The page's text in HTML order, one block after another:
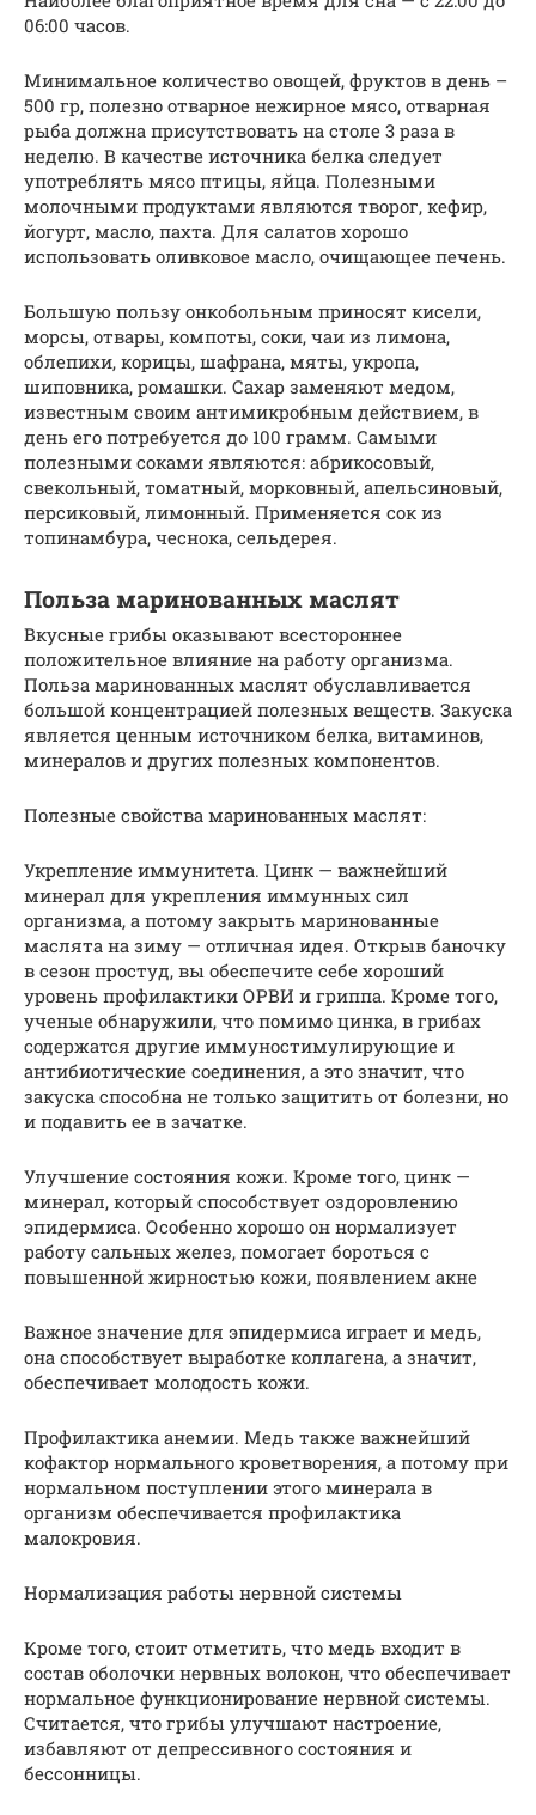
06:00 часов.
Минимальное количество овощей, фруктов в день –
500 гр, полезно отварное нежирное мясо, отварная
рыба должна присутствовать на столе 3 раза в
неделю. В качестве источника белка следует
употреблять мясо птицы, яйца. Полезными
молочными продуктами являются творог, кефир,
йогурт, масло, пахта. Для салатов хорошо
использовать оливковое масло, очищающее печень.
Большую пользу онкобольным приносят кисели,
морсы, отвары, компоты, соки, чаи из лимона,
облепихи, корицы, шафрана, мяты, укропа,
шиповника, ромашки. Сахар заменяют медом,
известным своим антимикробным действием, в
день его потребуется до 100 грамм. Самыми
полезными соками являются: абрикосовый,
свекольный, томатный, морковный, апельсиновый,
персиковый, лимонный. Применяется сок из
топинамбура, чеснока, сельдерея.
Польза маринованных маслят
Вкусные грибы оказывают всестороннее
положительное влияние на работу организма.
Польза маринованных маслят обуславливается
большой концентрацией полезных веществ. Закуска
является ценным источником белка, витаминов,
минералов и других полезных компонентов.
Полезные свойства маринованных маслят:
Укрепление иммунитета. Цинк — важнейший
минерал для укрепления иммунных сил
организма, а потому закрыть маринованные
маслята на зиму — отличная идея. Открыв баночку
в сезон простуд, вы обеспечите себе хороший
уровень профилактики ОРВИ и гриппа. Кроме того,
ученые обнаружили, что помимо цинка, в грибах
содержатся другие иммуностимулирующие и
антибиотические соединения, а это значит, что
закуска способна не только защитить от болезни, но
и подавить ее в зачатке.
Улучшение состояния кожи. Кроме того, цинк —
минерал, который способствует оздоровлению
эпидермиса. Особенно хорошо он нормализует
работу сальных желез, помогает бороться с
повышенной жирностью кожи, появлением акне
Важное значение для эпидермиса играет и медь,
она способствует выработке коллагена, а значит,
обеспечивает молодость кожи.
Профилактика анемии. Медь также важнейший
кофактор нормального кроветворения, а потому при
нормальном поступлении этого минерала в
организм обеспечивается профилактика
малокровия.
Нормализация работы нервной системы
Кроме того, стоит отметить, что медь входит в
состав оболочки нервных волокон, что обеспечивает
нормальное функционирование нервной системы.
Считается, что грибы улучшают настроение,
избавляют от депрессивного состояния и
бессонницы.